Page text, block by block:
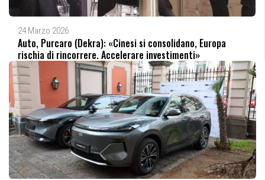
24 Marzo 2026
Auto, Purcaro (Dekra): «Cinesi si consolidano, Europa
rischia di rincorrere. Accelerare investimenti»